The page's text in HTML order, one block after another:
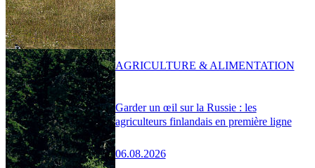
Garder un œil sur la Russie : les
agriculteurs finlandais en première ligne
06.08.2026
AGRICULTURE & ALIMENTATION